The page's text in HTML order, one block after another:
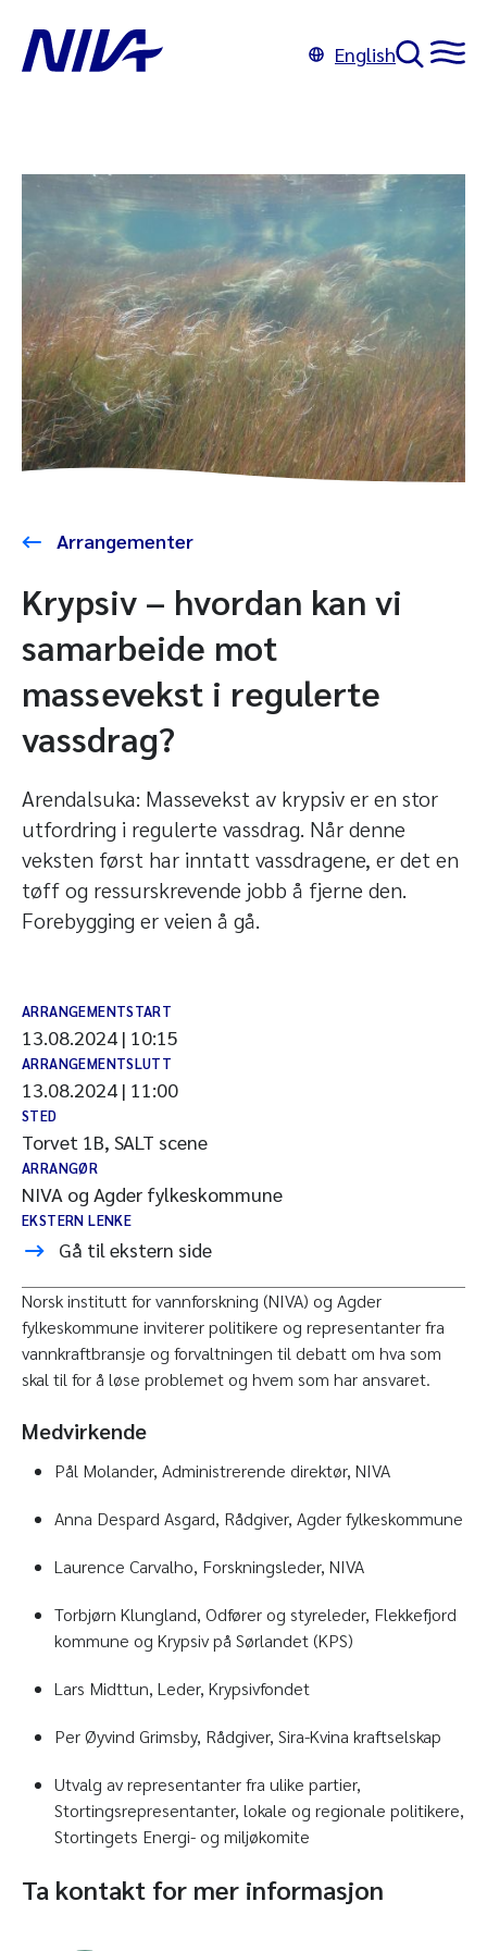
English
Arrangementer
Krypsiv – hvordan kan vi
samarbeide mot
massevekst i regulerte
vassdrag?
Arendalsuka: Massevekst av krypsiv er en stor
utfordring i regulerte vassdrag. Når denne
veksten først har inntatt vassdragene, er det en
tøff og ressurskrevende jobb å fjerne den.
Forebygging er veien å gå.
ARRANGEMENTSTART
13.08.2024 | 10:15
ARRANGEMENTSLUTT
13.08.2024 | 11:00
STED
Torvet 1B, SALT scene
ARRANGØR
NIVA og Agder fylkeskommune
EKSTERN LENKE
Gå til ekstern side
Norsk institutt for vannforskning (NIVA) og Agder
fylkeskommune inviterer politikere og representanter fra
vannkraftbransje og forvaltningen til debatt om hva som
skal til for å løse problemet og hvem som har ansvaret.
Medvirkende
Pål Molander, Administrerende direktør, NIVA
Anna Despard Asgard, Rådgiver, Agder fylkeskommune
Laurence Carvalho, Forskningsleder, NIVA
Torbjørn Klungland, Odfører og styreleder, Flekkefjord
kommune og Krypsiv på Sørlandet (KPS)
Lars Midttun, Leder, Krypsivfondet
Per Øyvind Grimsby, Rådgiver, Sira-Kvina kraftselskap
Utvalg av representanter fra ulike partier,
Stortingsrepresentanter, lokale og regionale politikere,
Stortingets Energi- og miljøkomite
Ta kontakt for mer informasjon